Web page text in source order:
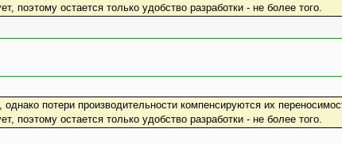
поэтому остается только удобство разработки - не более того.
потери производительности компенсируются их
поэтому остается только удобство разработки - не более того.